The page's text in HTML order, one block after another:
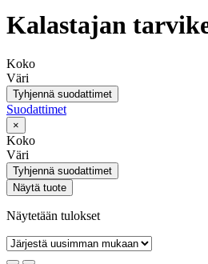
Kalastajan
Koko
Väri
Tyhjennä suodattimet
Suodattimet
×
Koko
Väri
Tyhjennä suodattimet
Näytä tuote
Näytetään tulokset